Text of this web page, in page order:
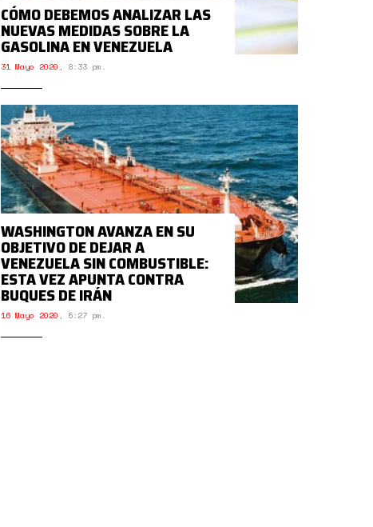
CÓMO DEBEMOS ANALIZAR LAS
NUEVAS MEDIDAS SOBRE LA
GASOLINA EN VENEZUELA
31 Mayo 2020 , 8:33 pm.
WASHINGTON AVANZA EN SU
OBJETIVO DE DEJAR A
VENEZUELA SIN COMBUSTIBLE:
ESTA VEZ APUNTA CONTRA
BUQUES DE IRÁN
16 Mayo 2020 , 5:27 pm.